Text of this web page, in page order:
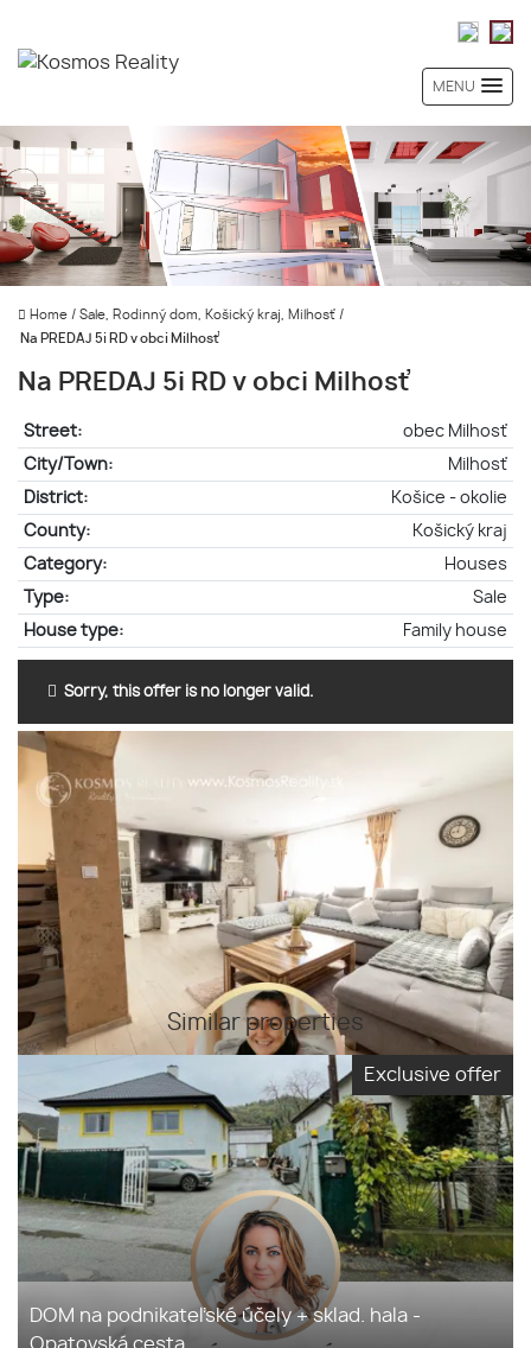
MENU
Home / Sale, Rodinný dom, Košický kraj, Milhosť /
Na PREDAJ 5i RD v obci Milhosť
Na PREDAJ 5i RD v obci Milhosť
Street:
obec Milhosť
City/Town:
Milhosť
District:
Košice - okolie
County:
Košický kraj
Category:
Houses
Type:
Sale
House type:
Family house
Sorry, this offer is no longer valid.
Similar properties
Exclusive offer
DOM na podnikateľské účely + sklad. hala -